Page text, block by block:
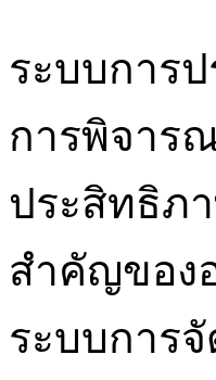
ระบบการ
การพิจาร
ประสิทธิภ
สำคัญของ
ระบบการ